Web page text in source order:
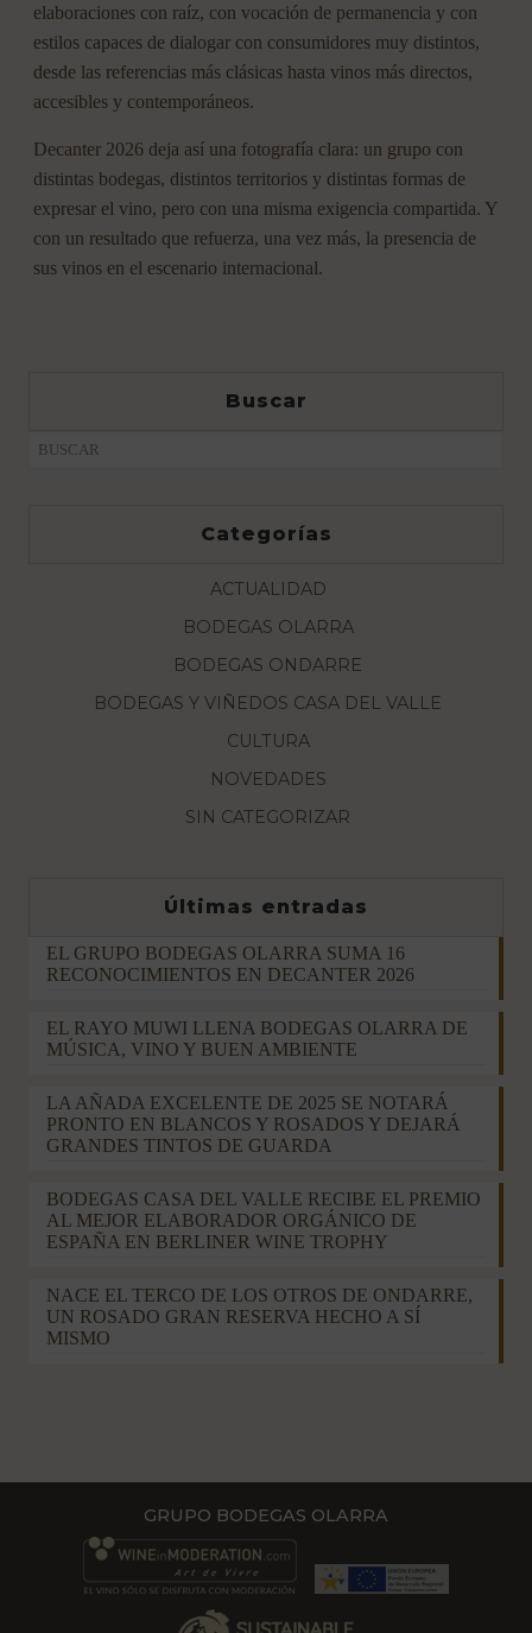
elaboraciones con raíz, con vocación de permanencia y con
estilos capaces de dialogar con consumidores muy distintos,
desde las referencias más clásicas hasta vinos más directos,
accesibles y contemporáneos.
Decanter 2026 deja así una fotografía clara: un grupo con
distintas bodegas, distintos territorios y distintas formas de
expresar el vino, pero con una misma exigencia compartida. Y
con un resultado que refuerza, una vez más, la presencia de
sus vinos en el escenario internacional.
Buscar
Categorías
ACTUALIDAD
BODEGAS OLARRA
BODEGAS ONDARRE
BODEGAS Y VIÑEDOS CASA DEL VALLE
CULTURA
NOVEDADES
SIN CATEGORIZAR
Últimas entradas
EL GRUPO BODEGAS OLARRA SUMA 16
RECONOCIMIENTOS EN DECANTER 2026
EL RAYO MUWI LLENA BODEGAS OLARRA DE
MÚSICA, VINO Y BUEN AMBIENTE
LA AÑADA EXCELENTE DE 2025 SE NOTARÁ
PRONTO EN BLANCOS Y ROSADOS Y DEJARÁ
GRANDES TINTOS DE GUARDA
BODEGAS CASA DEL VALLE RECIBE EL PREMIO
AL MEJOR ELABORADOR ORGÁNICO DE
ESPAÑA EN BERLINER WINE TROPHY
NACE EL TERCO DE LOS OTROS DE ONDARRE,
UN ROSADO GRAN RESERVA HECHO A SÍ
MISMO
GRUPO BODEGAS OLARRA